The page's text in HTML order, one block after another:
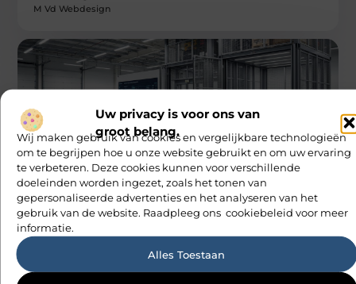
Uw privacy is voor ons van
groot belang.
Wij maken gebruik van cookies en vergelijkbare technologieën
om te begrijpen hoe u onze website gebruikt en om uw ervaring
te verbeteren. Deze cookies kunnen voor verschillende
doeleinden worden ingezet, zoals het tonen van
gepersonaliseerde advertenties en het analyseren van het
gebruik van de website. Raadpleeg ons cookiebeleid voor meer
informatie.
Alles Toestaan
M Vd Webdesign
AANBIEDINGEN
Hoe een slim geplaatste autolift de
efficiëntie van een goederenlift merkbaar
verhoogt
Stel je voor dat leveringen elkaar in de weg zitten bij de
laadzone en dat een volle lift telkens moet
M Vd Webdesign